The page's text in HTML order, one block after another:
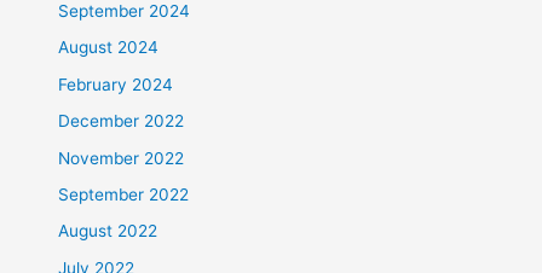
September 2024
August 2024
February 2024
December 2022
November 2022
September 2022
August 2022
July 2022